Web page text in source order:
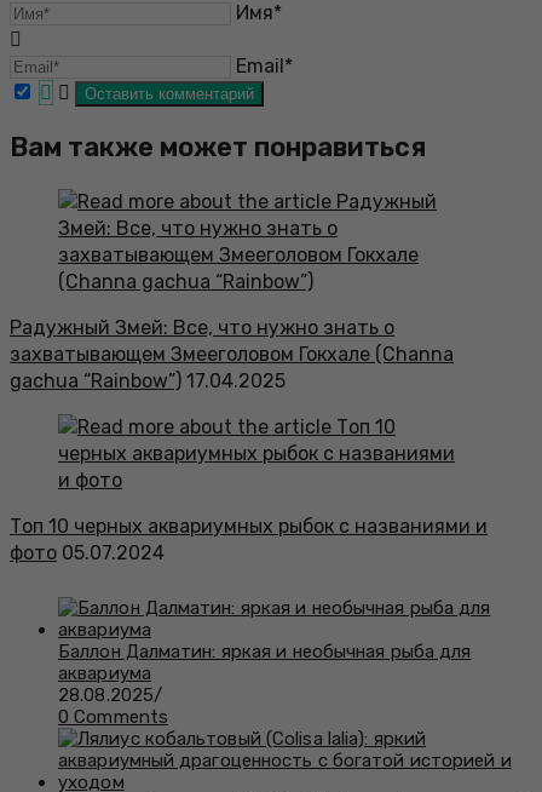
Имя*
Email*
Вам также может понравиться
Радужный Змей: Все, что нужно знать о
захватывающем Змееголовом Гокхале (Channa
gachua “Rainbow”) 17.04.2025
Топ 10 черных аквариумных рыбок с названиями и
фото 05.07.2024
Баллон Далматин: яркая и необычная рыба для
аквариума
28.08.2025/
0 Comments